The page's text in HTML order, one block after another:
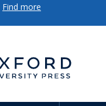
Find more